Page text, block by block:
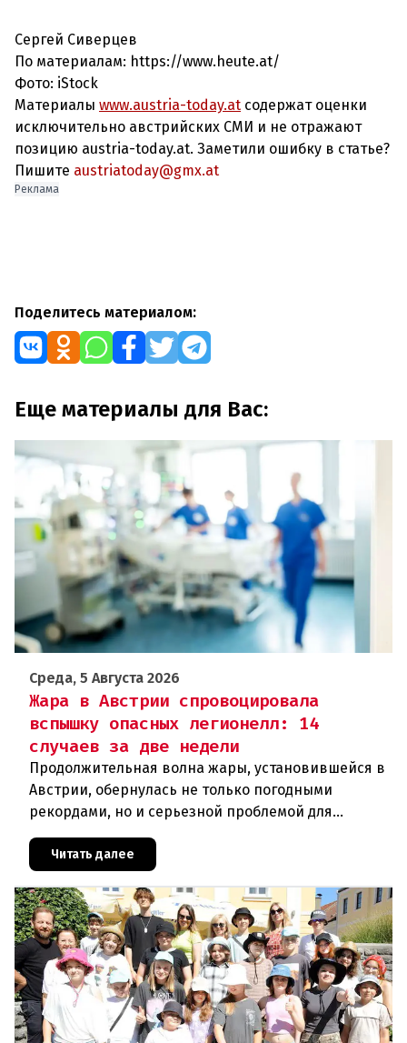
Сергей Сиверцев
По материалам: https://www.heute.at/
Фото: iStock
Материалы www.austria-today.at содержат оценки
исключительно австрийских СМИ и не отражают
позицию austria-today.at. Заметили ошибку в статье?
Пишите austriatoday@gmx.at
Реклама
Поделитесь материалом:
Еще материалы для Вас:
Среда, 5 Августа 2026
Жара в Австрии спровоцировала
вспышку опасных легионелл: 14
случаев за две недели
Продолжительная волна жары, установившейся в
Австрии, обернулась не только погодными
рекордами, но и серьезной проблемой для
рост случаев заражения легионел
Читать далее